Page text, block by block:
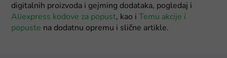
digitalnih proizvoda i gejming dodataka, pogledaj i
Aliexpress kodove za popust, kao i Temu akcije i
popuste na dodatnu opremu i slične artikle.